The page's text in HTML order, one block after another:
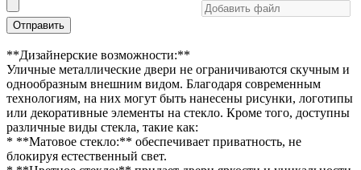
Отправить
**Дизайнерские возможности:**
Уличные металлические двери не ограничиваются скучным и
однообразным внешним видом. Благодаря современным
технологиям, на них могут быть нанесены рисунки, логотипы
или декоративные элементы на стекло. Кроме того, доступны
различные виды стекла, такие как:
* **Матовое стекло:** обеспечивает приватность, не
блокируя естественный свет.